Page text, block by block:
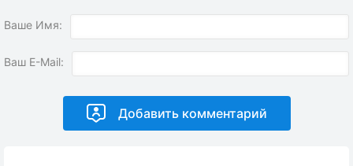
Ваше Имя:
Ваш E-Mail: